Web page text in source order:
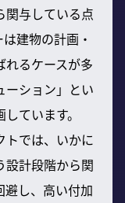
関与している点
建物の計画・
れるケースが多
ーション」とい
ています。
トでは、いかに
設計段階から関
避し、高い付加